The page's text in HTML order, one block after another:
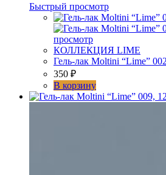
Быстрый просмотр
просмотр
КОЛЛЕКЦИЯ LIME
Гель-лак Moltini “Lime”
350 ₽
В корзину